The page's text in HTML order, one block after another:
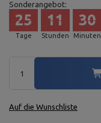
Sonderangebot:
Tage
25
Stunden
11
Minuten
30
Auf die Wunschliste